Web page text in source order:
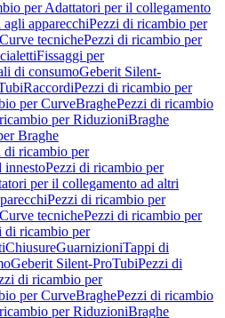
per Adattatori per il collegamento
apparecchiPezzi di ricambio per
Curve tecnichePezzi di ricambio per
Fissaggi per
di consumoGeberit Silent-
RaccordiPezzi di ricambio per
per CurveBraghePezzi di ricambio
per RiduzioniBraghe
Braghe
di ricambio per
innestoPezzi di ricambio per
per il collegamento ad altri
Pezzi di ricambio per
Curve tecnichePezzi di ricambio per
di ricambio per
ChiusureGuarnizioniTappi di
Geberit Silent-ProTubiPezzi di
di ricambio per
per CurveBraghePezzi di ricambio
per RiduzioniBraghe